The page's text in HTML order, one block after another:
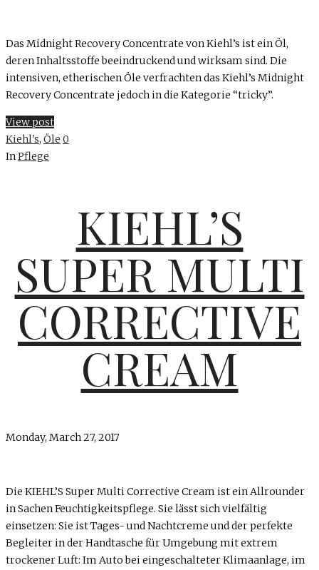
Das Midnight Recovery Concentrate von Kiehl’s ist ein Öl,
deren Inhaltsstoffe beeindruckend und wirksam sind. Die
intensiven, etherischen Öle verfrachten das Kiehl’s Midnight
Recovery Concentrate jedoch in die Kategorie “tricky”.
View post
Kiehl's, Öle 0
InPflege
KIEHL’S
SUPER MULTI
CORRECTIVE
CREAM
Monday, March 27, 2017
Die KIEHL’S Super Multi Corrective Cream ist ein Allrounder
in Sachen Feuchtigkeitspflege. Sie lässt sich vielfältig
einsetzen: Sie ist Tages- und Nachtcreme und der perfekte
Begleiter in der Handtasche für Umgebung mit extrem
trockener Luft: Im Auto bei eingeschalteter Klimaanlage, im